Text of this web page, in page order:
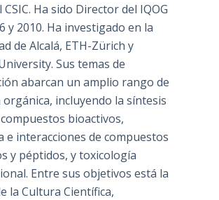
CSIC. Ha sido Director del IQOG
y 2010. Ha investigado en la
de Alcalá, ETH-Zürich y
Sus temas de
abarcan un amplio rango de
orgánica, incluyendo la síntesis
bioactivos,
e interacciones de compuestos
y péptidos, y toxicología
Entre sus objetivos está la
la Cultura Científica,